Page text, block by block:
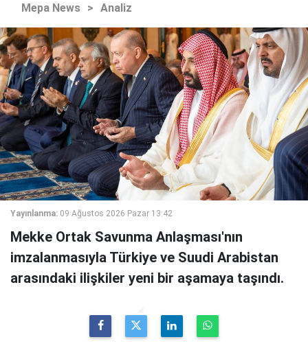
Mepa News > Analiz
Yayınlanma: 09 Ağustos 2026 Pazar 13:42
Mekke Ortak Savunma Anlaşması'nın
imzalanmasıyla Türkiye ve Suudi Arabistan
arasındaki ilişkiler yeni bir aşamaya taşındı.